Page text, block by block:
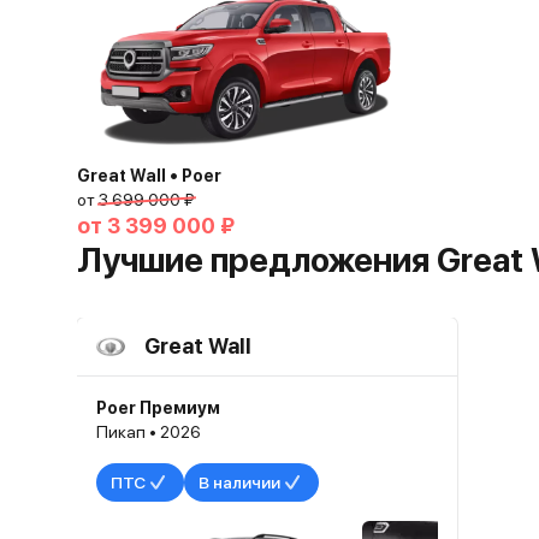
Great Wall • Poer
от3 699 000 ₽
от 3 399 000 ₽
Лучшие предложения Great
Great Wall
Poer Премиум
Пикап • 2026
ПТС В наличии